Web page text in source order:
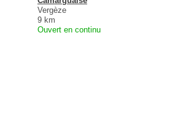
Vergèze
9 km
Ouvert en continu